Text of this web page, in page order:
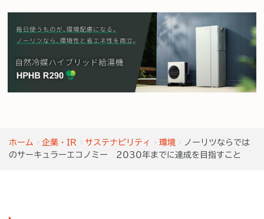
ホーム 企業・IR サステナビリティ 環境
ノーリツならでは
のサーキュラーエコノミー 2030年までに達成を目指すこと